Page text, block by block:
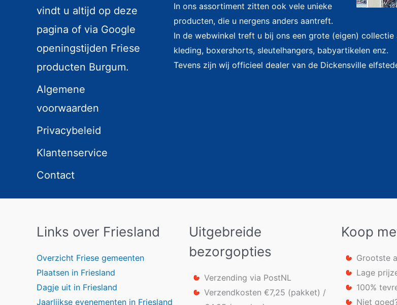
vindt u altijd op deze
pagina of via Google
openingstijden Friese
producten Burgum.
Algemene
voorwaarden
Privacybeleid
Klantenservice
Contact
In ons assortiment zitten ook vele unieke
producten, die u nergens anders aantreft.
In de webwinkel treft u bij ons een grote (eigen) collectie
kleding, boxershorts, sleutelhangers, babyartikelen enz.
Tevens zijn wij officieel dealer van de Dickensville
Links over Friesland
Overzicht Friese gemeenten
Plaatsen in Friesland
Dagje uit in Friesland
Jaarlijkse evenementen in Friesland
Uitgebreide
bezorgopties
Verzending via PostNL
Verzendkosten €7,25 (pakket) /
Koop
Grootste
Lage
100%
Niet